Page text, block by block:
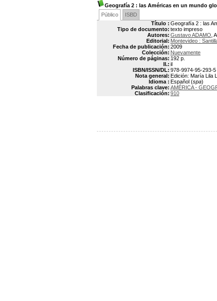
Geografía 2 : las Américas en un mundo
Público
ISBD
Título : Geografía 2 : las
Tipo de documento: texto impreso
Autores: Gustavo ADAMO ,
Editorial: Montevideo :
Fecha de publicación: 2009
Colección: Nuevamente
Número de páginas: 192 p.
Il.: il
ISBN/ISSN/DL: 978-9974-95-293-5
Nota general: Edición: María Lila
Idioma : Español (spa)
Palabras clave: AMÉRICA -
Clasificación: 910